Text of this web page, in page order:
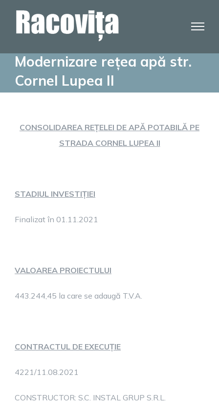
Modernizare rețea apă str.
Cornel Lupea II
CONSOLIDAREA REȚELEI DE APĂ POTABILĂ PE
STRADA CORNEL LUPEA II
STADIUL INVESTIȚIEI
Finalizat în 01.11.2021
VALOAREA PROIECTULUI
443.244,45 la care se adaugă T.V.A.
CONTRACTUL DE EXECUȚIE
4221/11.08.2021
CONSTRUCTOR: S.C. INSTAL GRUP S.R.L.